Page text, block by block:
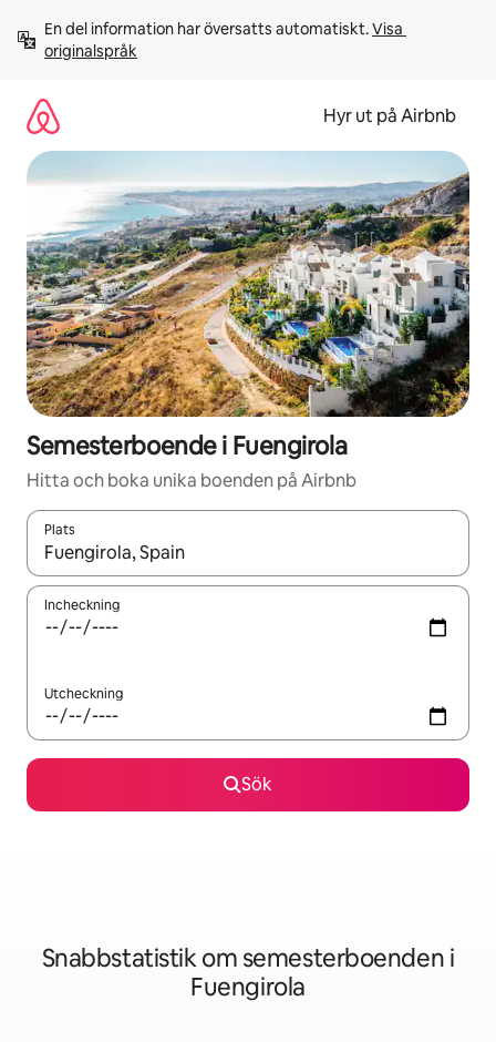
innehåll
En del information har översatts automatiskt. Visa
originalspråk
Hyr ut på Airbnb
Semesterboende i Fuengirola
Hitta och boka unika boenden på Airbnb
Plats
När resultaten är tillgängliga kan du navigera med upp- och
Incheckning
Utcheckning
Sök
Snabbstatistik om semesterboenden i
Fuengirola